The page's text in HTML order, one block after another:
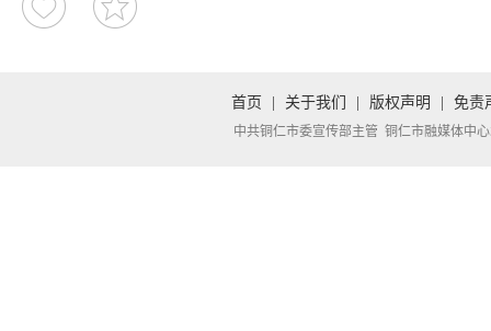
首页 关于我们 版权声明 免责
中共铜仁市委宣传部主管 铜仁市融媒体中心